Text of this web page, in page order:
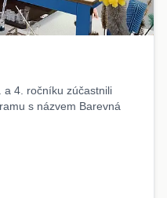
a 4. ročníku zúčastnili
s názvem Barevná